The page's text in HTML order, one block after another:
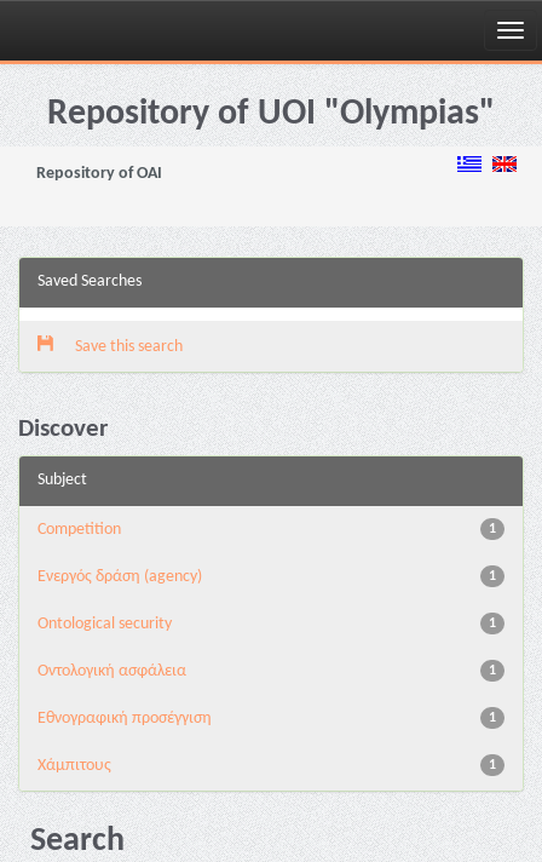
Skip
navigationRepository of UOI "Olympias"
Repository of OAI
Saved Searches
Save this search
Discover
Subject
1
Competition
1
Eνεργός δράση (agency)
1
Ontological security
1
Oντολογική ασφάλεια
1
Εθνογραφική προσέγγιση
1
Χάμπιτους
Search